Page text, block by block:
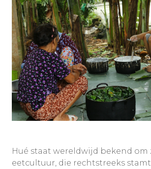
Hué staat wereldwijd bekend om
eetcultuur, die rechtstreeks